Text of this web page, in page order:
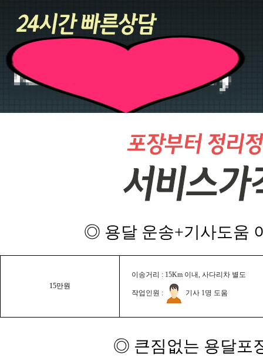
◎ 용달 운송+기사도움
15만원
이송거리 : 15Km 이내, 사다리차 별도
작업인원 : 기사 1명 도움
◎ 큰짐없는 용달포